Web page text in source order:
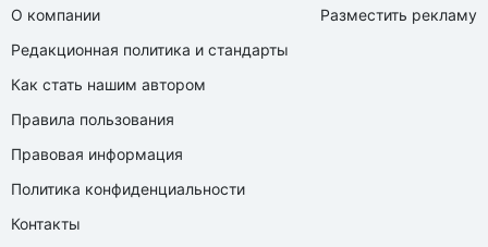
О компании
Редакционная политика и стандарты
Как стать нашим автором
Правила пользования
Правовая информация
Политика конфиденциальности
Контакты
Разместить рекламу